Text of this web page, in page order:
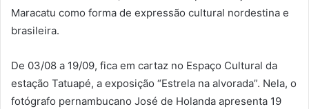
Maracatu como forma de expressão cultural nordestina e
brasileira.
De 03/08 a 19/09, fica em cartaz no Espaço Cultural da
estação Tatuapé, a exposição “Estrela na alvorada”. Nela, o
fotógrafo pernambucano José de Holanda apresenta 19